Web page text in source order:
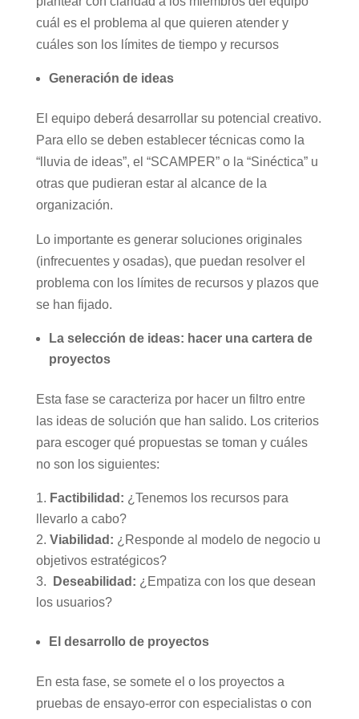
cuál es el problema al que quieren atender y
cuáles son los límites de tiempo y recursos
Generación de ideas
El equipo deberá desarrollar su potencial creativo.
Para ello se deben establecer técnicas como la
“lluvia de ideas”, el “SCAMPER” o la “Sinéctica” u
otras que pudieran estar al alcance de la
organización.
Lo importante es generar soluciones originales
(infrecuentes y osadas), que puedan resolver el
problema con los límites de recursos y plazos que
se han fijado.
La selección de ideas: hacer una cartera de
proyectos
Esta fase se caracteriza por hacer un filtro entre
las ideas de solución que han salido. Los criterios
para escoger qué propuestas se toman y cuáles
no son los siguientes:
Factibilidad: ¿Tenemos los recursos para
llevarlo a cabo?
Viabilidad: ¿Responde al modelo de negocio u
objetivos estratégicos?
Deseabilidad: ¿Empatiza con los que desean
los usuarios?
El desarrollo de proyectos
En esta fase, se somete el o los proyectos a
pruebas de ensayo-error con especialistas o con